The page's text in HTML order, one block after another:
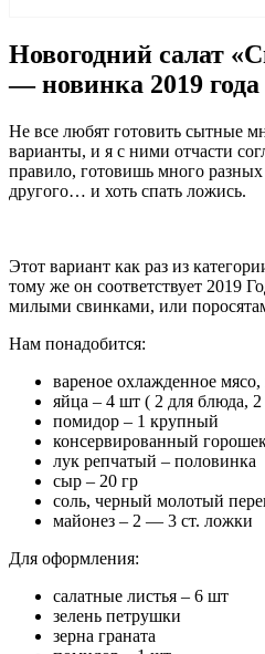
Новогодний салат
— новинка 2019 года
Не все любят готовить сытные
варианты, и я с ними отчасти
правило, готовишь много
другого… и хоть спать ложись.
Этот вариант как раз из
тому же он соответствует 2019
милыми свинками, или
Нам понадобится:
вареное охлажденное
яйца – 4 шт ( 2 для блюда,
помидор – 1 крупный
консервированный
лук репчатый – половинка
сыр – 20 гр
соль, черный молотый
майонез – 2 — 3 ст. ложки
Для оформления:
салатные листья – 6 шт
зелень петрушки
зерна граната